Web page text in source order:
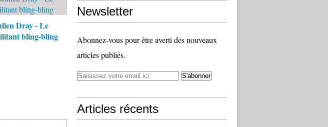
Dray - Le
bling-bling
Newsletter
Abonnez-vous pour être averti des nouveaux
articles publiés.
Articles récents